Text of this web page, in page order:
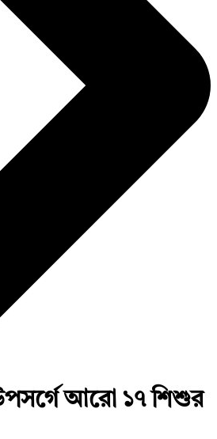
আরো ১৭ শিশুর